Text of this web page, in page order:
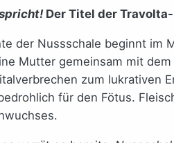
Der Titel der Travolta-
der Nussschale beginnt im
Mutter gemeinsam mit
zum lukrativen
für den Fötus.